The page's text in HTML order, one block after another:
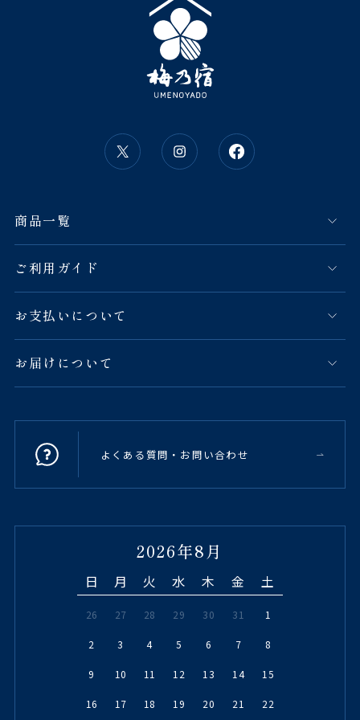
商品一覧
ご利用ガイド
お支払いについて
お届けについて
よくある質問・お問い合わせ
2026年8月
日 月 火 水 木 金 土
26 27 28 29 30 31 1
2 3 4 5 6 7 8
9 10 11 12 13 14 15
16 17 18 19 20 21 22